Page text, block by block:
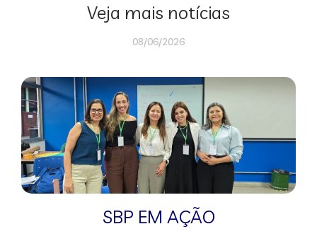
Veja mais notícias
08/06/2026
SBP EM AÇÃO